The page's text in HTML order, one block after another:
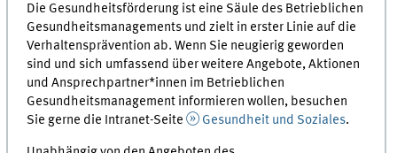
Die Gesundheitsförderung ist eine Säule des Betrieblichen
Gesundheitsmanagements und zielt in erster Linie auf die
Verhaltensprävention ab. Wenn Sie neugierig geworden
sind und sich umfassend über weitere Angebote, Aktionen
und Ansprechpartner*innen im Betrieblichen
Gesundheitsmanagement informieren wollen, besuchen
Sie gerne die Intranet-Seite
Gesundheit und Soziales.